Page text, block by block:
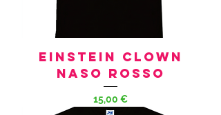
Einstein clown
naso rosso
Prezzo
15,00 €